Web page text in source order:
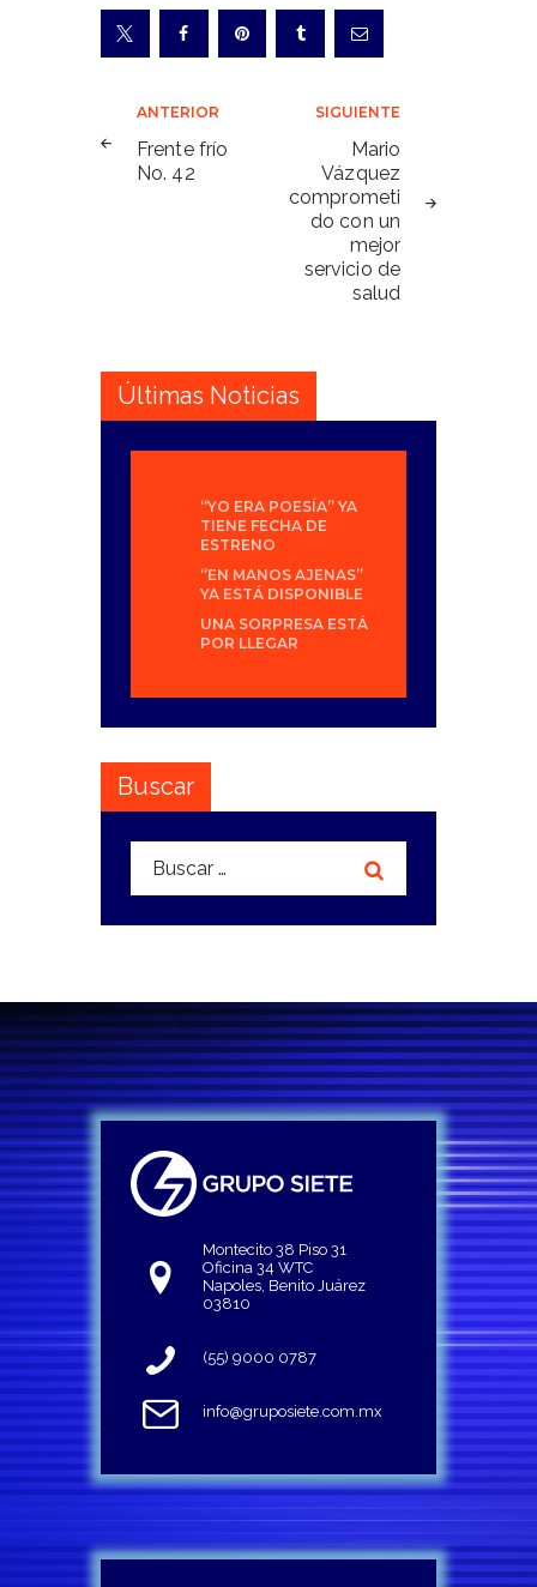
Navegación
de
entradas
ANTERIOR
Frente frío
No. 42
SIGUIENTE
Mario
Vázquez
comprometi
do con un
mejor
servicio de
salud
Últimas Noticias
“YO ERA POESÍA” YA
TIENE FECHA DE
ESTRENO
“EN MANOS AJENAS”
YA ESTÁ DISPONIBLE
UNA SORPRESA ESTÁ
POR LLEGAR
Buscar
Buscar:
Montecito 38 Piso 31
Oficina 34 WTC
Napoles, Benito Juárez
03810
(55) 9000 0787
info@gruposiete.com.mx